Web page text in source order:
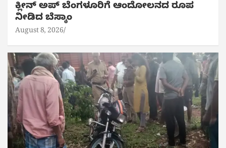
ಕ್ಲೀನ್ ಅಪ್ ಬೆಂಗಳೂರಿಗೆ ಆಂದೋಲನದ ರೂಪ
ನೀಡಿದ ಬೆಸ್ಕಾಂ
August 8, 2026